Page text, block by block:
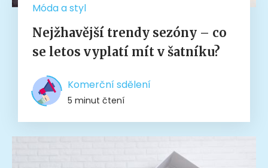
Móda a styl
Nejžhavější trendy sezóny – co
se letos vyplatí mít v šatníku?
Komerční sdělení
5 minut čtení